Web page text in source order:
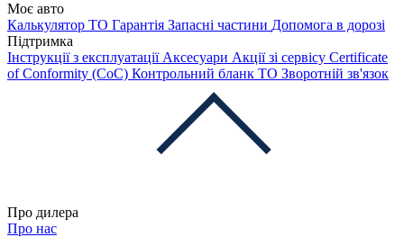
Моє авто
Калькулятор ТО Гарантія Запасні частини Допомога в дорозі
Підтримка
Інструкції з експлуатації Аксесуари Акції зі сервісу Certificate
of Conformity (CoC) Контрольний бланк ТО Зворотній зв'язок
Про дилера
Про нас